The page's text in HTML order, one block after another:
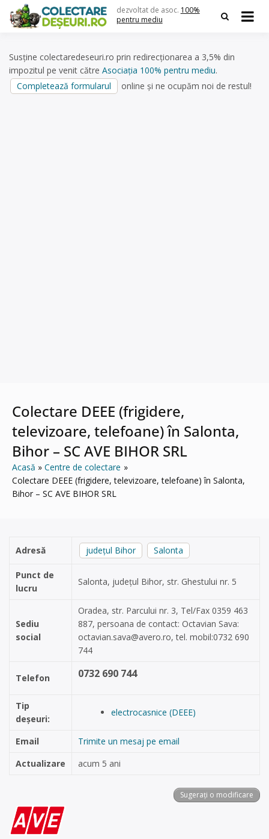
content
dezvoltat de asoc. 100%
pentru mediu
Susține colectaredeseuri.ro prin redirecționarea a 3,5% din
impozitul pe venit către Asociația 100% pentru mediu.
Completează formularul
online și ne ocupăm noi de restul!
Colectare DEEE (frigidere,
televizoare, telefoane) în Salonta,
Bihor – SC AVE BIHOR SRL
Acasă
Centre de colectare
Colectare DEEE (frigidere, televizoare, telefoane) în Salonta,
Bihor – SC AVE BIHOR SRL
Adresă județul Bihor Salonta
Punct de
lucru
Salonta, judeţul Bihor, str. Ghestului nr. 5
Sediu
social
Oradea, str. Parcului nr. 3, Tel/Fax 0359 463
887, persoana de contact: Octavian Sava:
octavian.sava@avero.ro, tel. mobil:0732 690
744
Telefon 0732 690 744
Tip
deșeuri:
electrocasnice (DEEE)
Email
Trimite un mesaj pe email
Actualizare
acum 5 ani
Sugerați o modificare